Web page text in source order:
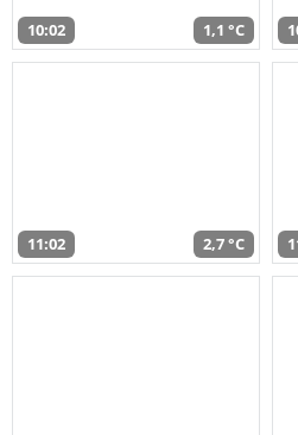
10:02 1,1 °C
11:02 2,7 °C